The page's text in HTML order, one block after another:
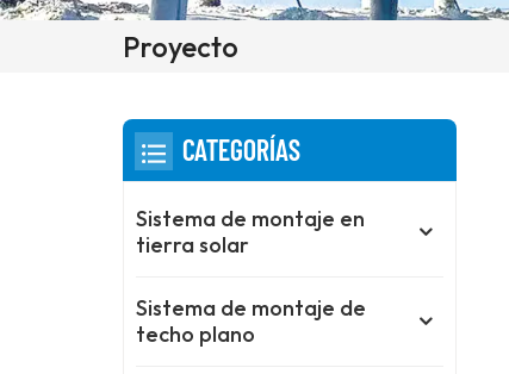
Proyecto
CATEGORÍAS
Sistema de montaje en
tierra solar
Sistema de montaje de
techo plano